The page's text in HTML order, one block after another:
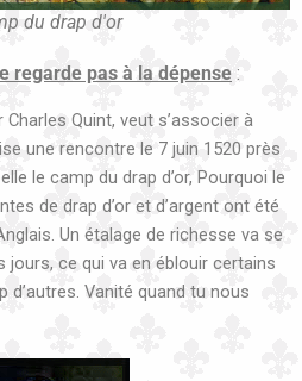
du drap d'or
regarde pas à la dépense :
Quint, veut s’associer à
une rencontre le 7 juin 1520 près
le camp du drap d’or, Pourquoi le
de drap d’or et d’argent ont été
Un étalage de richesse va se
jours, ce qui va en éblouir certains
Vanité quand tu nous